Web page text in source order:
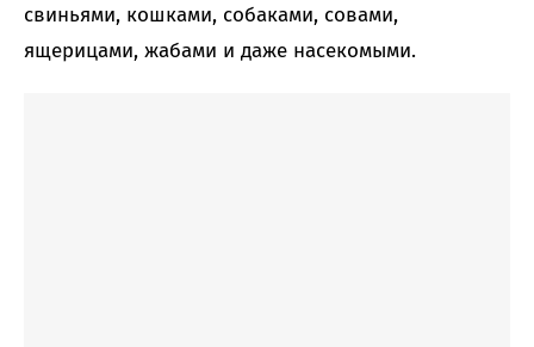
свиньями, кошками, собаками, совами,
ящерицами, жабами и даже насекомыми.